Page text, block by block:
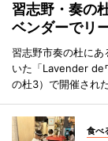
習志野・奏の
ベンダーでリ
習志野市奏の杜にあ
いた「Lavender de
の杜3）で開催された
食べ